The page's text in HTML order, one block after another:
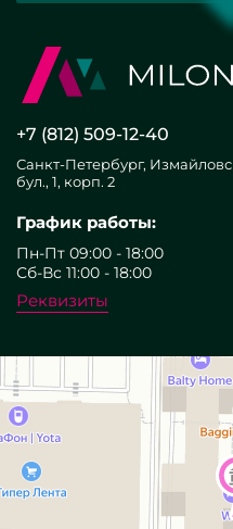
+7 (812) 509-12-40
Санкт-Петербург,
бул., 1, корп. 2
График работы:
Пн-Пт 09:00 - 18:00
Сб-Вс 11:00 - 18:00
Реквизиты